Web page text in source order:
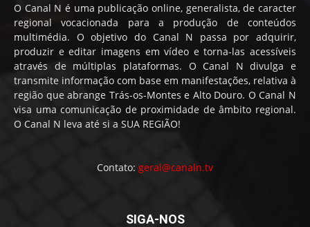
O Canal N é uma publicação online, generalista, de caracter
regional vocacionada para a produção de conteúdos
multimédia. O objetivo do Canal N passa por adquirir,
produzir e editar imagens em vídeo e torna-las acessíveis
através de múltiplas plataformas. O Canal N divulga e
transmite informação com base em manifestações, relativa à
região que abrange Trás-os-Montes e Alto Douro. O Canal N
visa uma comunicação de proximidade de âmbito regional.
O Canal N leva até si a SUA REGIÃO!
Contato: geral@canaln.tv
SIGA-NOS